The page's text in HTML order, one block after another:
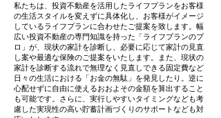
私たちは、投資不動産を活用したライフプランをお客様
の生活スタイルを変えずに具体化し、お客様がイメージ
しているライフプランに合わせたご提案を致します。幅
広い投資不動産の専門知識を持った「ライフプランのプ
ロ」が、現状の家計を診断し、必要に応じて家計の見直
し案や最適な保険のご提案をいたします。また、現状の
家計を診断する流れで無理なく見直しできる固定費など
日々の生活における「お金の無駄」を発見したり。逆に
心配せずに自由に使えるおおよその金額を算出すること
も可能です。さらに、実行しやすいタイミングなども考
慮した実現性の高い貯蓄計画づくりのサポートなども対